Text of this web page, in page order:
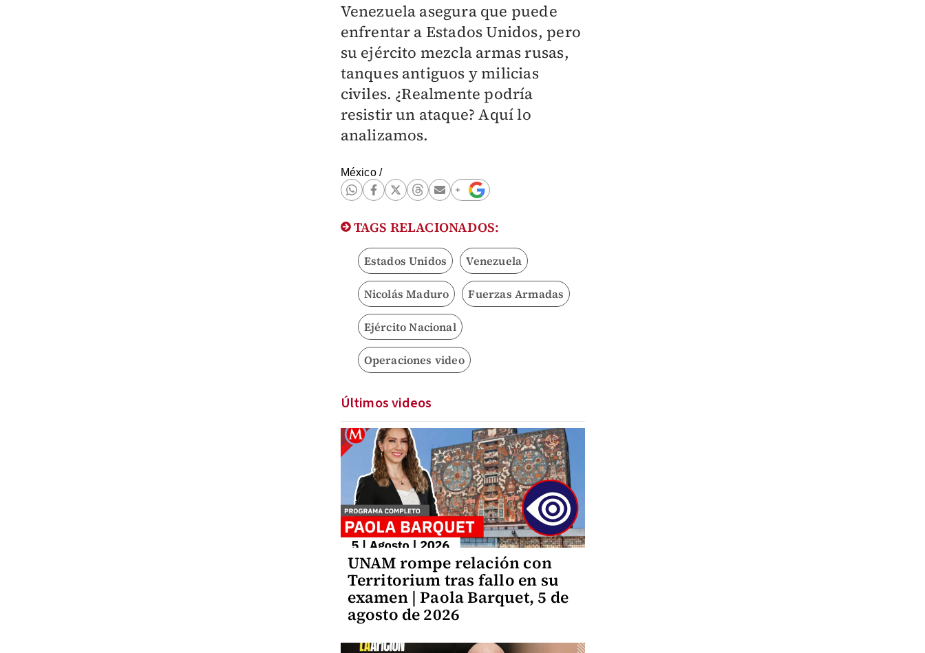
Venezuela asegura que puede
enfrentar a Estados Unidos, pero
su ejército mezcla armas rusas,
tanques antiguos y milicias
civiles. ¿Realmente podría
resistir un ataque? Aquí lo
analizamos.
México/
TAGS RELACIONADOS:
Estados Unidos Venezuela
Nicolás Maduro Fuerzas Armadas
Ejército Nacional
Operaciones video
Últimos videos
UNAM rompe relación con
Territorium tras fallo en su
examen | Paola Barquet, 5 de
agosto de 2026